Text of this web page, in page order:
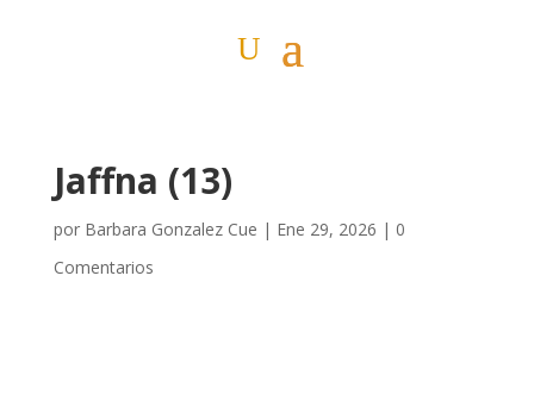
Jaffna (13)
por Barbara Gonzalez Cue | Ene 29, 2026 | 0
Comentarios